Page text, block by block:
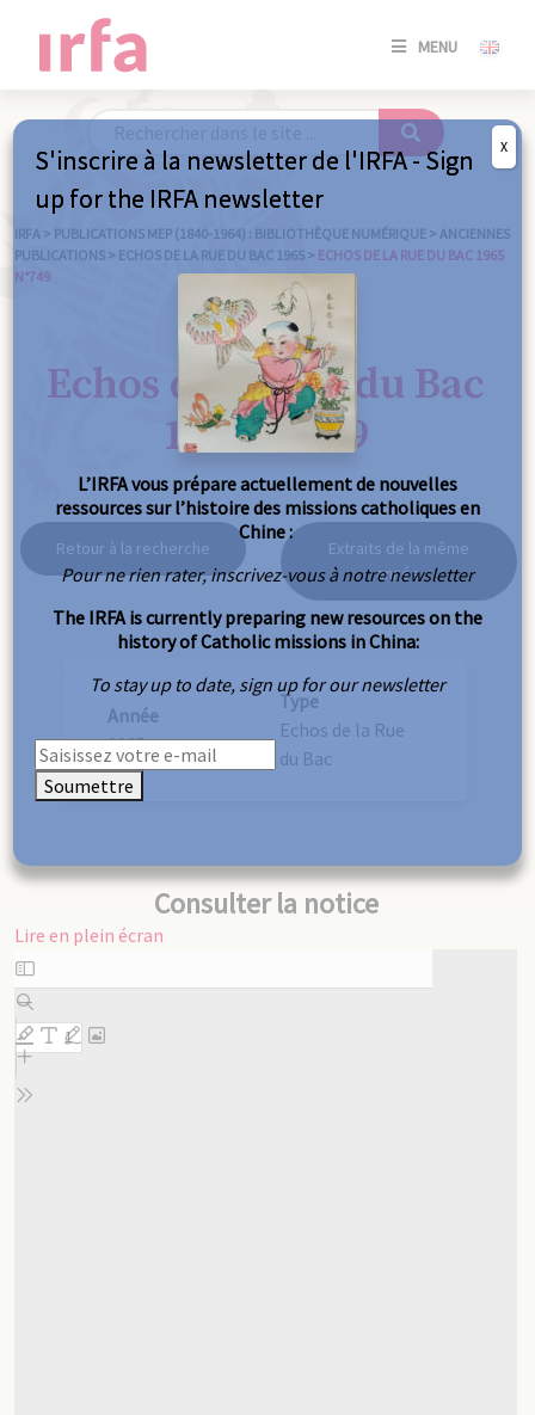
MENU
SE
/
IRFA > PUBLICATIONS MEP (1840-1964) : BIBLIOTHÈQUE NUMÉRIQUE > ANCIENNES
PUBLICATIONS > ECHOS DE LA RUE DU BAC 1965 > ECHOS DE LA RUE DU BAC 1965
N°749
Echos de la Rue du Bac
1965 n°749
Retour à la recherche
Extraits de la même
année
Année
1965
Type
Echos de la Rue
du Bac
Consulter la notice
Lire en plein écran
Aller
au
contenu
PDF
S'inscrire à la newsletter de l'IRFA - Sign
up for the IRFA newsletter
L’IRFA vous prépare actuellement de nouvelles
ressources sur l’histoire des missions catholiques en
Chine :
Pour ne rien rater, inscrivez-vous à notre newsletter
The IRFA is currently preparing new resources on the
history of Catholic missions in China:
To stay up to date, sign up for our newsletter
Soumettre
X